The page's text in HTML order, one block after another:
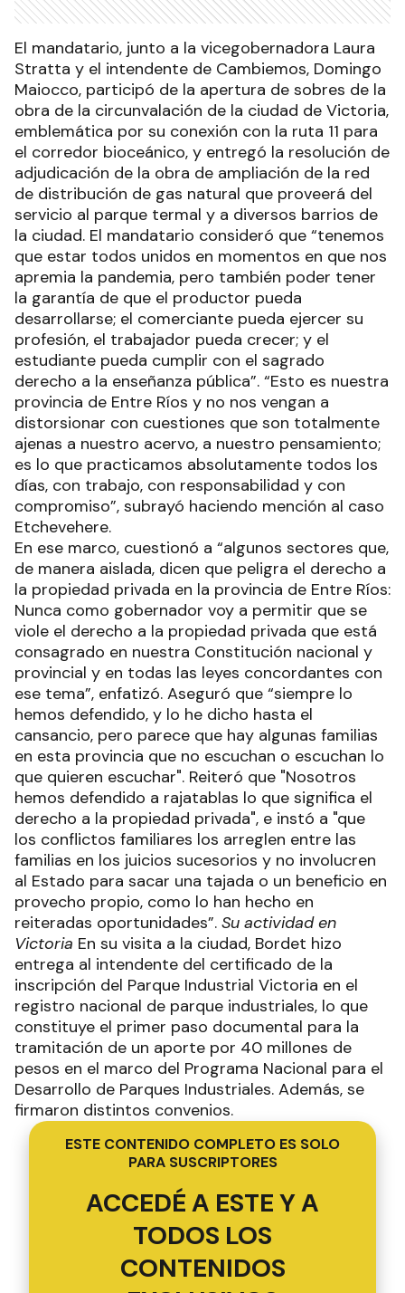
El mandatario, junto a la vicegobernadora Laura
Stratta y el intendente de Cambiemos, Domingo
Maiocco, participó de la apertura de sobres de la
obra de la circunvalación de la ciudad de Victoria,
emblemática por su conexión con la ruta 11 para
el corredor bioceánico, y entregó la resolución de
adjudicación de la obra de ampliación de la red
de distribución de gas natural que proveerá del
servicio al parque termal y a diversos barrios de
la ciudad. El mandatario consideró que “tenemos
que estar todos unidos en momentos en que nos
apremia la pandemia, pero también poder tener
la garantía de que el productor pueda
desarrollarse; el comerciante pueda ejercer su
profesión, el trabajador pueda crecer; y el
estudiante pueda cumplir con el sagrado
derecho a la enseñanza pública”. “Esto es nuestra
provincia de Entre Ríos y no nos vengan a
distorsionar con cuestiones que son totalmente
ajenas a nuestro acervo, a nuestro pensamiento;
es lo que practicamos absolutamente todos los
días, con trabajo, con responsabilidad y con
compromiso”, subrayó haciendo mención al caso
Etchevehere.
En ese marco, cuestionó a “algunos sectores que,
de manera aislada, dicen que peligra el derecho a
la propiedad privada en la provincia de Entre Ríos:
Nunca como gobernador voy a permitir que se
viole el derecho a la propiedad privada que está
consagrado en nuestra Constitución nacional y
provincial y en todas las leyes concordantes con
ese tema”, enfatizó. Aseguró que “siempre lo
hemos defendido, y lo he dicho hasta el
cansancio, pero parece que hay algunas familias
en esta provincia que no escuchan o escuchan lo
que quieren escuchar". Reiteró que "Nosotros
hemos defendido a rajatablas lo que significa el
derecho a la propiedad privada", e instó a "que
los conflictos familiares los arreglen entre las
familias en los juicios sucesorios y no involucren
al Estado para sacar una tajada o un beneficio en
provecho propio, como lo han hecho en
reiteradas oportunidades”. Su actividad en
Victoria En su visita a la ciudad, Bordet hizo
entrega al intendente del certificado de la
inscripción del Parque Industrial Victoria en el
registro nacional de parque industriales, lo que
constituye el primer paso documental para la
tramitación de un aporte por 40 millones de
pesos en el marco del Programa Nacional para el
Desarrollo de Parques Industriales. Además, se
firmaron distintos convenios.
ESTE CONTENIDO COMPLETO ES SOLO
PARA SUSCRIPTORES
ACCEDÉ A ESTE Y A
TODOS LOS
CONTENIDOS